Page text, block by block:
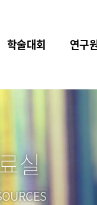
학술대회 연구
실